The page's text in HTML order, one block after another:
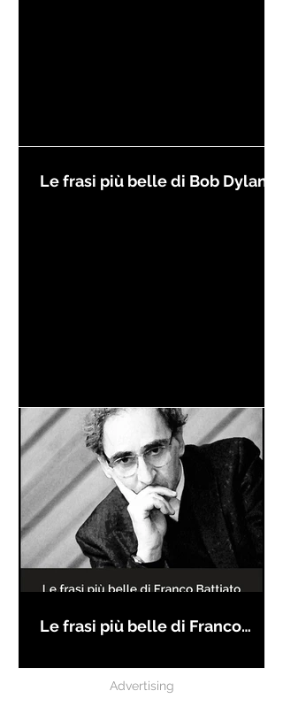
Le frasi più belle di Bob Dylan
Le frasi più belle di Franco
Advertising